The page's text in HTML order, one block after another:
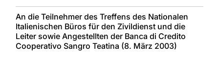
An die Teilnehmer des Treffens des Nationalen
Italienischen Büros für den Zivildienst und die
Leiter sowie Angestellten der Banca di Credito
Cooperativo Sangro Teatina (8. März 2003)